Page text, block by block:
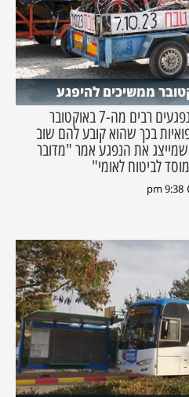
המוסד לביטוח לאומי כופה על נפגעים רבים מה-7 באוקטובר
בכך שהוא קובע להם שוב
שמייצג את הנפגע אמר "מדובר
לביטוח לאומי"
9:38 pm